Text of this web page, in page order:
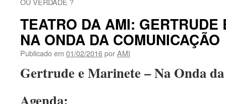
TEATRO DA AMI: GERTRUDE
NA ONDA DA COMUNICAÇÃO
Publicado em 01/02/2016porAMI
Gertrude e Marinete – Na Onda